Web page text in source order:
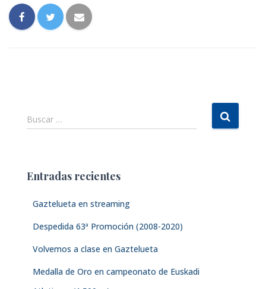
B
u
r
Buscar …
Entradas recientes
Gaztelueta en streaming
Despedida 63ª Promoción (2008-2020)
Volvemos a clase en Gaztelueta
Medalla de Oro en campeonato de Euskadi